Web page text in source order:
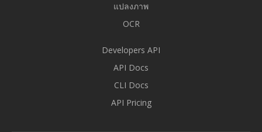
แปลงภาพ
OCR
Developers API
API Docs
CLI Docs
API Pricing